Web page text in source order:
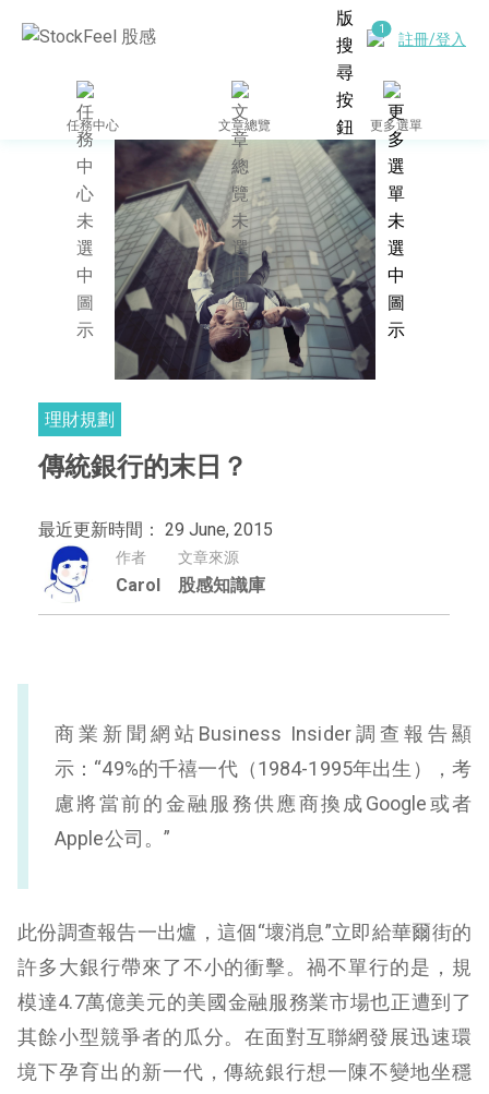
註冊/登入
任務中心 文章總覽 更多選單
理財規劃
傳統銀行的末日？
最近更新時間： 29 June, 2015
作者
Carol
文章來源
股感知識庫
商業新聞網站Business Insider調查報告顯
示：“49%的千禧一代（1984-1995年出生），考
慮將當前的金融服務供應商換成Google或者
Apple公司。”
此份調查報告一出爐，這個“壞消息”立即給華爾街的
許多大銀行帶來了不小的衝擊。禍不單行的是，規
模達4.7萬億美元的美國金融服務業市場也正遭到了
其餘小型競爭者的瓜分。在面對互聯網發展迅速環
境下孕育出的新一代，傳統銀行想一陳不變地坐穩